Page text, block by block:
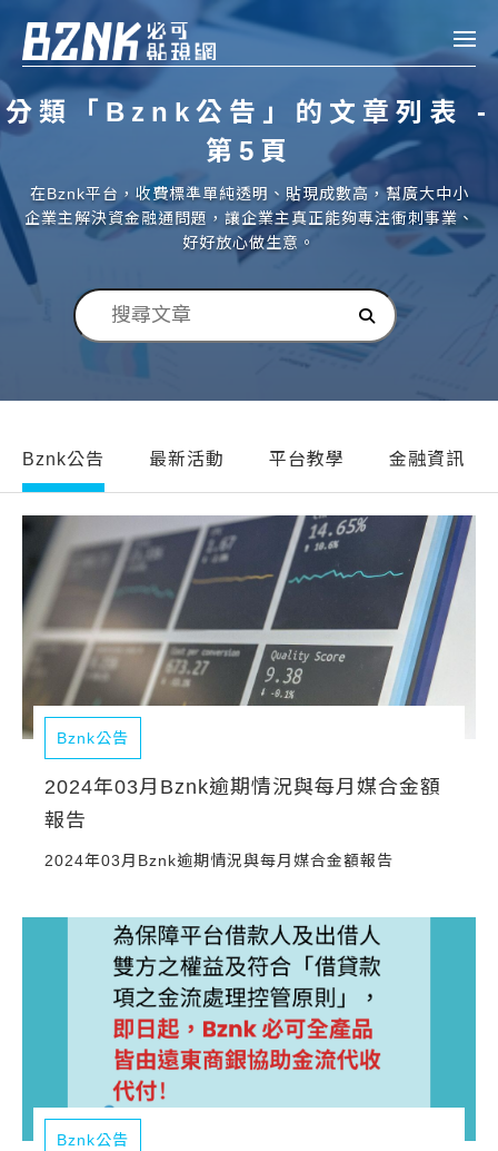
Bznk 必可貼現網
投資
申貸
企業融資
企業專案融資
房屋副擔保融資
常見問題
帳款轉讓
企業專案融資
房屋副擔保融資
平台操作
知識專區
平台介紹
註冊 登入
分類「Bznk公告」的文章列表 -
第5頁
在Bznk平台，收費標準單純透明、貼現成數高，幫廣大中小
企業主解決資金融通問題，讓企業主真正能夠專注衝刺事業、
好好放心做生意。
Bznk公告 最新活動 平台教學 金融資訊
Bznk公告
2024年03月Bznk逾期情況與每月媒合金額
報告
2024年03月Bznk逾期情況與每月媒合金額報告
Bznk公告